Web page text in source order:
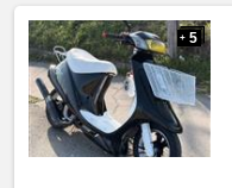
+ 5